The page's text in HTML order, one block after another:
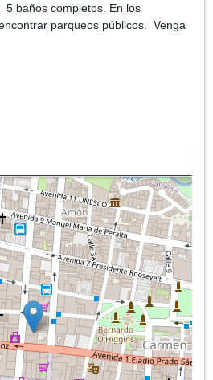
5 baños completos. En los
parqueos públicos. Venga